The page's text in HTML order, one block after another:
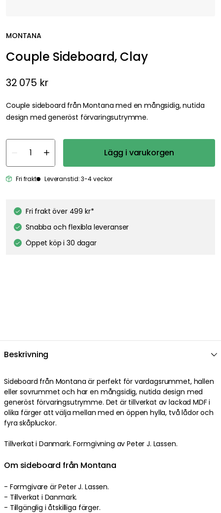
MONTANA
Couple Sideboard, Clay
32 075 kr
Couple sideboard från Montana med en mångsidig, nutida
design med generöst förvaringsutrymme.
Lägg i varukorgen
Fri frakt Leveranstid: 3-4 veckor
Fri frakt över 499 kr*
Snabba och flexibla leveranser
Öppet köp i 30 dagar
Beskrivning
Sideboard från Montana är perfekt för vardagsrummet, hallen
eller sovrummet och har en mångsidig, nutida design med
generöst förvaringsutrymme. Det är tillverkat av lackad MDF i
olika färger att välja mellan med en öppen hylla, två lådor och
fyra skåpluckor.
Tillverkat i Danmark. Formgivning av Peter J. Lassen.
Om sideboard från Montana
- Formgivare är Peter J. Lassen.
- Tillverkat i Danmark.
- Tillgänglig i åtskilliga färger.